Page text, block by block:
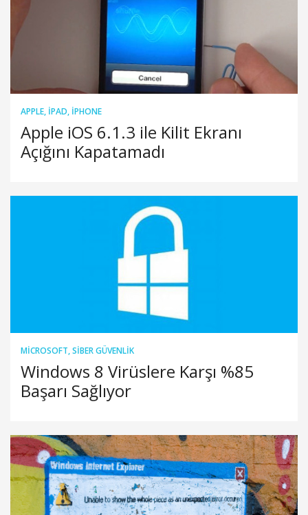
APPLE, IPAD, IPHONE
Apple iOS 6.1.3 ile Kilit Ekranı
Açığını Kapatamadı
MICROSOFT,SIBER GÜVENLIK
Windows 8 Virüslere Karşı %85
Başarı Sağlıyor